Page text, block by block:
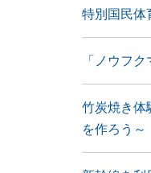
特別国民体
「ノウフ
竹炭焼き体
を作ろう～